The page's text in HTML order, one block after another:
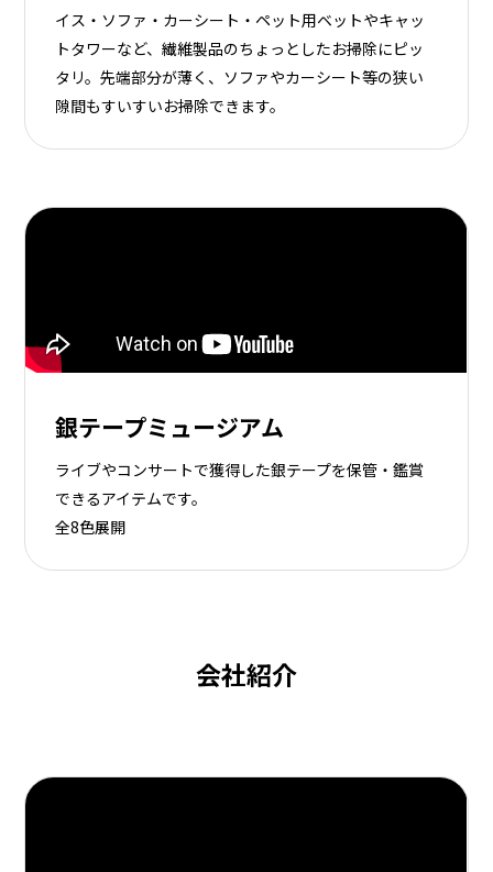
イス・ソファ・カーシート・ペット用ベットやキャッ
トタワーなど、繊維製品のちょっとしたお掃除にピッ
タリ。先端部分が薄く、ソファやカーシート等の狭い
隙間もすいすいお掃除できます。
銀テープミュージアム
ライブやコンサートで獲得した銀テープを保管・鑑賞
できるアイテムです。
全8色展開
会社紹介